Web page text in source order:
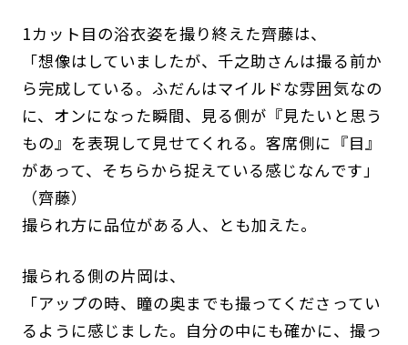
1カット目の浴衣姿を撮り終えた齊藤は、
「想像はしていましたが、千之助さんは撮る前か
ら完成している。ふだんはマイルドな雰囲気なの
に、オンになった瞬間、見る側が『見たいと思う
もの』を表現して見せてくれる。客席側に『目』
があって、そちらから捉えている感じなんです」
（齊藤）
撮られ方に品位がある人、とも加えた。
撮られる側の片岡は、
「アップの時、瞳の奥までも撮ってくださってい
るように感じました。自分の中にも確かに、撮っ